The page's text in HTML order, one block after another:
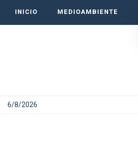
INICIO MEDIOAMBIENTE
6/8/2026